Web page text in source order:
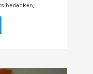
bedenken,...